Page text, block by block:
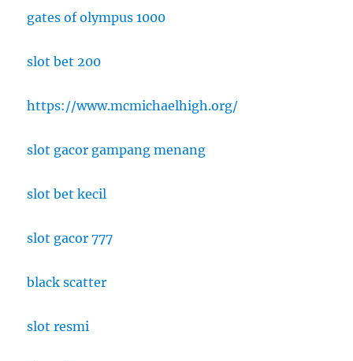
gates of olympus 1000
slot bet 200
https://www.mcmichaelhigh.org/
slot gacor gampang menang
slot bet kecil
slot gacor 777
black scatter
slot resmi